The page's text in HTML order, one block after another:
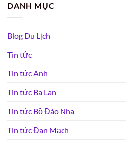
DANH MỤC
Blog Du Lịch
Tin tức
Tin tức Anh
Tin tức Ba Lan
Tin tức Bồ Đào Nha
Tin tức Đan Mạch